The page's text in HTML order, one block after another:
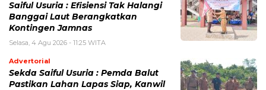
Saiful Usuria : Efisiensi Tak Halangi
Banggai Laut Berangkatkan
Kontingen Jamnas
Selasa, 4 Agu 2026 - 11:25 WITA
Advertorial
Sekda Saiful Usuria : Pemda Balut
Pastikan Lahan Lapas Siap, Kanwil